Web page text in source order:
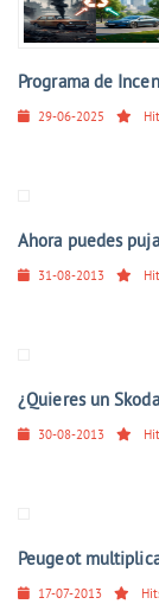
Programa de
29-06-2025
Ahora puedes
31-08-2013
¿Quieres un
30-08-2013
Peugeot
17-07-2013